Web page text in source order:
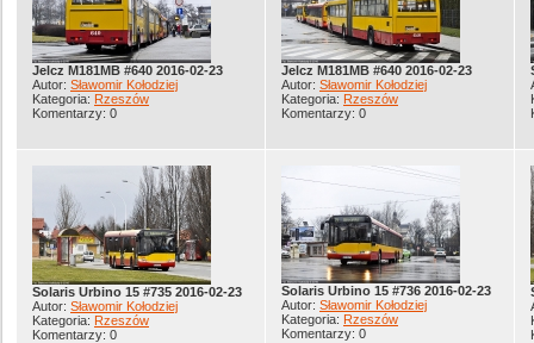
Jelcz M181MB #640 2016-02-23
Autor: Sławomir Kołodziej
Kategoria: Rzeszów
Komentarzy: 0
Jelcz M181MB #640 2016-02-23
Autor: Sławomir Kołodziej
Kategoria: Rzeszów
Komentarzy: 0
Solaris Urbino 15 #735 2016-02-23
Autor: Sławomir Kołodziej
Kategoria: Rzeszów
Komentarzy: 0
Solaris Urbino 15 #736 2016-02-23
Autor: Sławomir Kołodziej
Kategoria: Rzeszów
Komentarzy: 0